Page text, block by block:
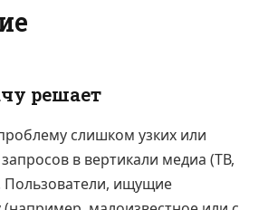
решает
слишком узких или
в вертикали медиа (ТВ,
ищущие